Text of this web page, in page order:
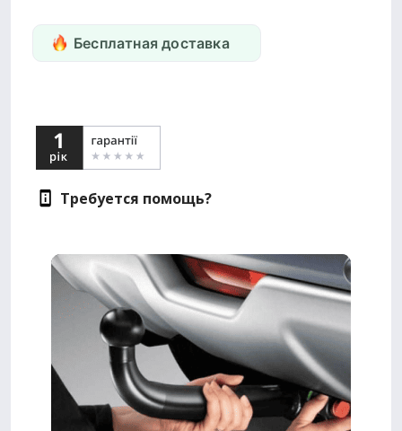
Бесплатная доставка
Требуется помощь?